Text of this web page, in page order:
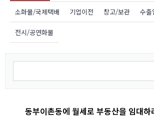
소화물/국제택배 기업이전 창고/보관 수출
전시/공연화물
동부이촌동에 월세로 부동산을 임대